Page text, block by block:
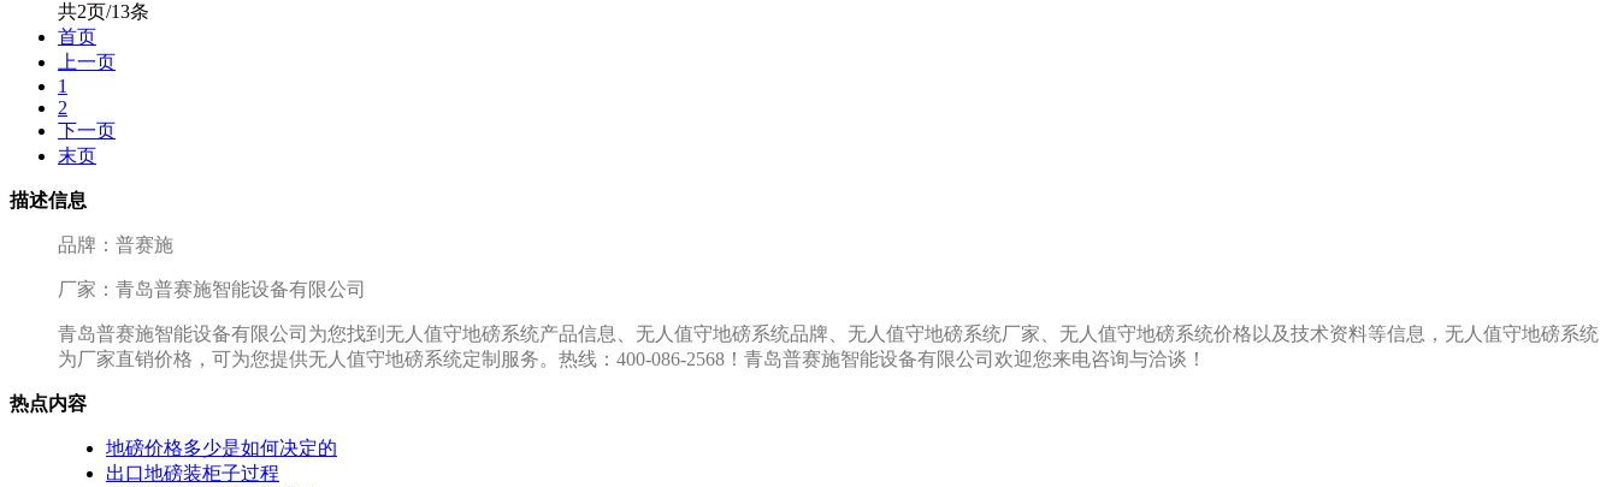
共2页/13条
首页
上一页
1
2
下一页
末页
描述信息
品牌：普赛施
厂家：青岛普赛施智能设备有限公司
青岛普赛施智能设备有限公司为您找到无人值守地磅系统产品信息、无人值守地磅系统品牌、无人值守地磅系统厂家、无人值守地磅系统价格以及技术资料等信息，无人值守地磅系统
为厂家直销价格，可为您提供无人值守地磅系统定制服务。热线：400-086-2568！青岛普赛施智能设备有限公司欢迎您来电咨询与洽谈！
热点内容
地磅价格多少是如何决定的
出口地磅装柜子过程